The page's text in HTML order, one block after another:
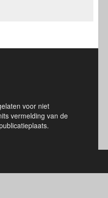
voor niet
vermelding van de